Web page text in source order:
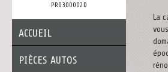
PR0300002D
ACCUEIL
PIÈCES AUTOS
La